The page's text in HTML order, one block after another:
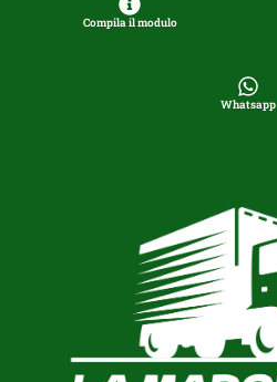
Compila il modulo
Whatsapp